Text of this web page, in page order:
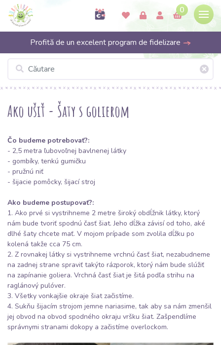
0
Profită de un excelent program de fidelizare
Ako ušiť - Šaty s golierom
Čo budeme potrebovať?:
- 2,5 metra ľubovoľnej bavlnenej látky
- gombíky, tenkú gumičku
- pružnú niť
- šijacie pomôcky, šijací stroj
Ako budeme postupovať?:
1. Ako prvé si vystrihneme 2 metre široký obdĺžnik látky, ktorý
nám bude tvoriť spodnú časť šiat. Jeho dĺžka závisí od toho, aké
dlhé šaty chcete mať. V mojom prípade som zvolila dĺžku po
kolená takže cca 75 cm.
2. Z rovnakej látky si vystrihneme vrchnú časť šiat, nezabudneme
na zadnej strane spraviť takýto rázporok, ktorý nám bude slúžiť
na zapínanie goliera. Vrchná časť šiat je šitá podľa strihu na
raglánový pulóver.
3. Všetky vonkajšie okraje šiat začistíme.
4. Sukňu šijacím strojom jemne nariasime, tak aby sa nám zmenšil
jej obvod na obvod spodného okraju vršku šiat. Zašpendlíme
správnymi stranami dokopy a začistíme overlockom.